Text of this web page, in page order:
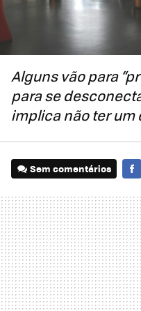
Alguns vão para
para se
implica não ter um
Sem comentários